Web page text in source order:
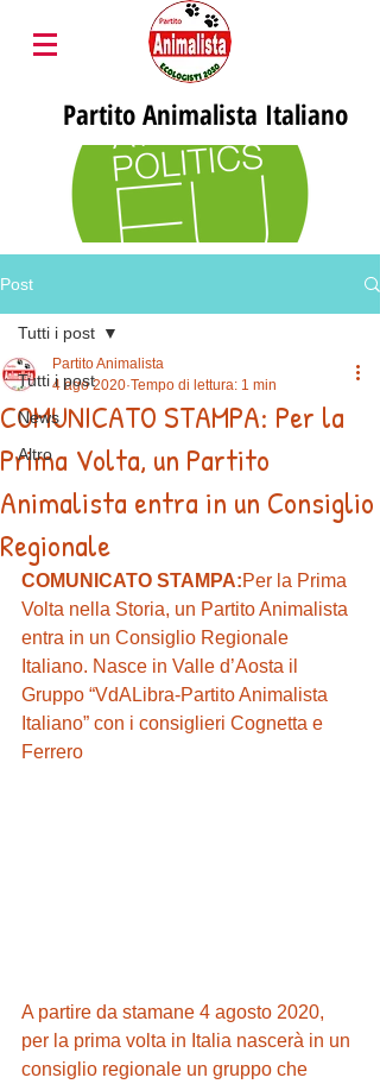
PartitoAnimalista Italiano
Post
Tutti i post
News
Altro
Tutti i post
COMUNICATO STAMPA: Per la
Prima Volta, un Partito
Animalista entra in un Consiglio
Regionale
Partito Animalista
4 ago 2020 Tempo di lettura: 1 min
COMUNICATO STAMPA:Per la Prima
Volta nella Storia, un Partito Animalista
entra in un Consiglio Regionale
Italiano. Nasce in Valle d’Aosta il
Gruppo “VdALibra-Partito Animalista
Italiano” con i consiglieri Cognetta e
Ferrero
A partire da stamane 4 agosto 2020,
per la prima volta in Italia nascerà in un
consiglio regionale un gruppo che